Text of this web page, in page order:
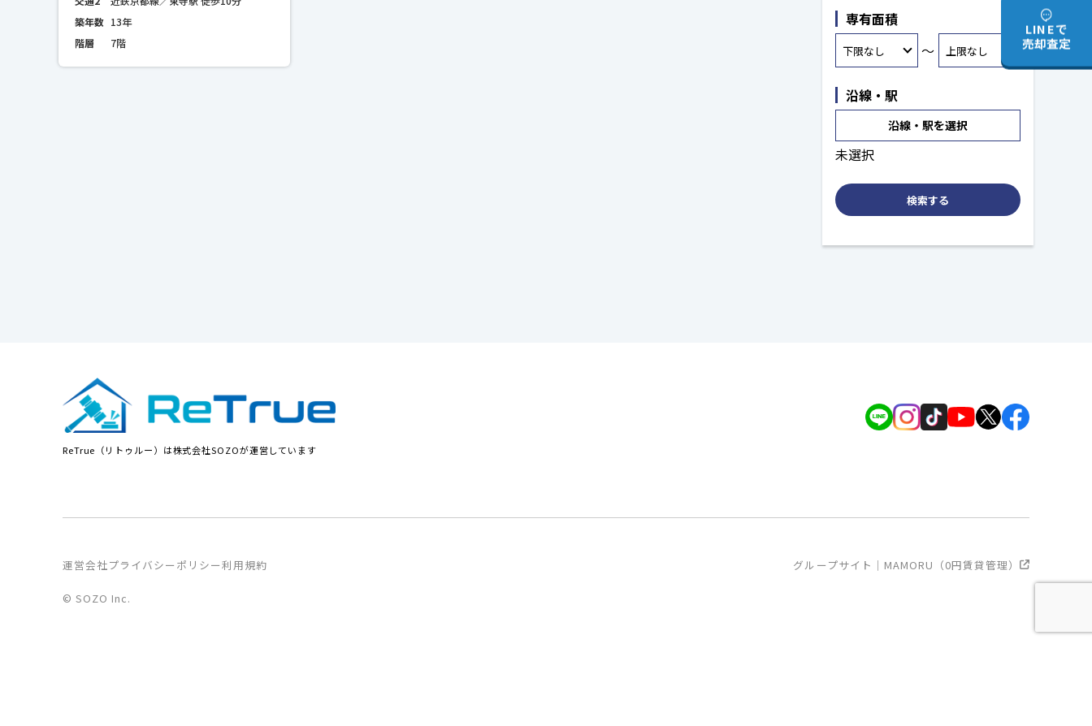
築年数 13年
階層
7階
専有面積
～
沿線・駅
沿線・駅を選択
未選択
検索する
LINEで
売却査定
ReTrue（リトゥルー）は株式会社SOZOが運営しています
運営会社プライバシーポリシー利用規約 グループサイト｜MAMORU（0円賃貸管理）
© SOZO Inc.